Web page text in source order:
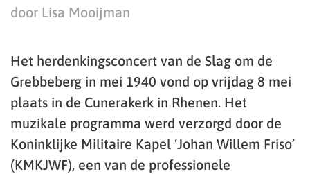
door Lisa Mooijman
Het herdenkingsconcert van de Slag om de
Grebbeberg in mei 1940 vond op vrijdag 8 mei
plaats in de Cunerakerk in Rhenen. Het
muzikale programma werd verzorgd door de
Koninklijke Militaire Kapel ‘Johan Willem Friso’
(KMKJWF), een van de professionele